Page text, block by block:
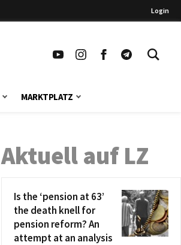
Login
MARKTPLATZ
Aktuell auf LZ
Is the ‘pension at 63’
the death knell for
pension reform? An
attempt at an analysis